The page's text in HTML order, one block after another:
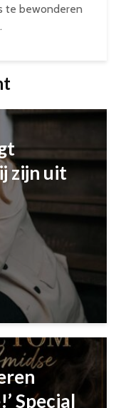
te bewonderen
zijn uit
Special